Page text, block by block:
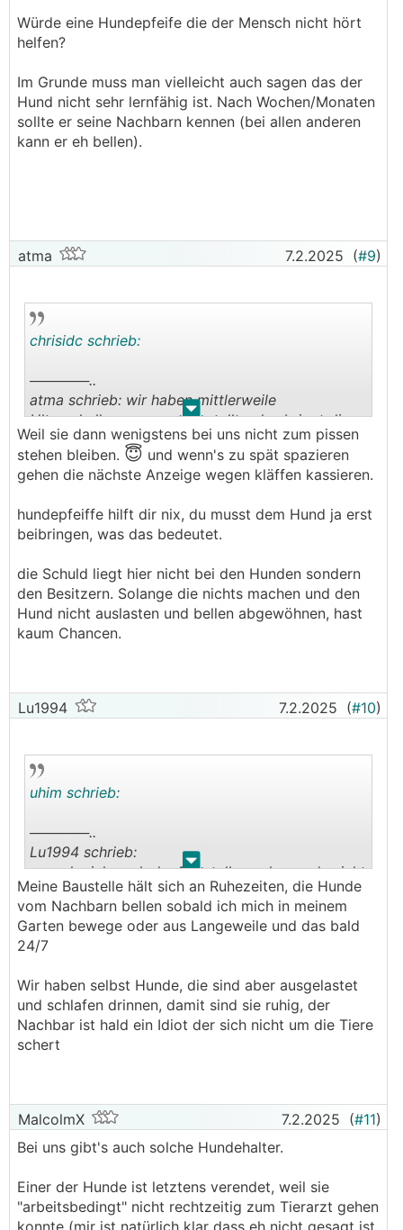
Würde eine Hundepfeife die der Mensch nicht hört
helfen?
Im Grunde muss man vielleicht auch sagen das der
Hund nicht sehr lernfähig ist. Nach Wochen/Monaten
sollte er seine Nachbarn kennen (bei allen anderen
kann er eh bellen).
atma 7.2.2025 (#9)
. .
chrisidc schrieb:
──────..
atma schrieb: wir haben mittlerweile
Ultraschallsensoren aufgestellt - das bringt die
Hunde noch mehr zum bellen
───────────────
funktionieren sollte.
Aber wenn die noch mehr bellen, warum gebt ihr
Würde eine Hundepfeife die der Mensch nicht
hört helfen?
Weil sie dann wenigstens bei uns nicht zum pissen
stehen bleiben. 😇 und wenn's zu spät spazieren
gehen die nächste Anzeige wegen kläffen kassieren.
hundepfeiffe hilft dir nix, du musst dem Hund ja erst
beibringen, was das bedeutet.
die Schuld liegt hier nicht bei den Hunden sondern
den Besitzern. Solange die nichts machen und den
Hund nicht auslasten und bellen abgewöhnen, hast
kaum Chancen.
Lu1994 7.2.2025 (#10)
. .
uhim schrieb:
──────..
Lu1994 schrieb:
...mache ich nach der Baustelle auch wenn's nicht
besser wird
───────────────
Interessanter Ansatz. Im nicht repräsentativen
Nachbarschaft sind die Hunde kaum merkbar.
Meine Baustelle hält sich an Ruhezeiten, die Hunde
vom Nachbarn bellen sobald ich mich in meinem
Garten bewege oder aus Langeweile und das bald
24/7
Wir haben selbst Hunde, die sind aber ausgelastet
und schlafen drinnen, damit sind sie ruhig, der
Nachbar ist hald ein Idiot der sich nicht um die Tiere
schert
MalcolmX 7.2.2025 (#11)
Bei uns gibt's auch solche Hundehalter.
Einer der Hunde ist letztens verendet, weil sie
"arbeitsbedingt" nicht rechtzeitig zum Tierarzt gehen
konnte (mir ist natürlich klar dass eh nicht gesagt ist